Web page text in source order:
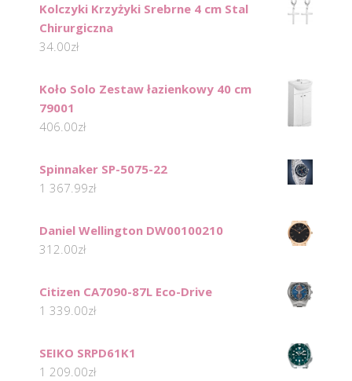
Kolczyki Krzyżyki Srebrne 4 cm Stal
Chirurgiczna
34.00zł
Koło Solo Zestaw łazienkowy 40 cm
79001
406.00zł
Spinnaker SP-5075-22
1 367.99zł
Daniel Wellington DW00100210
312.00zł
Citizen CA7090-87L Eco-Drive
1 339.00zł
SEIKO SRPD61K1
1 209.00zł